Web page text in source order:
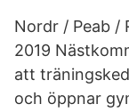
Nordr / Peab /
2019
att
och öppnar